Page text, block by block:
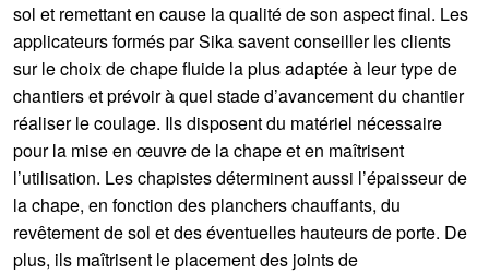
sol et remettant en cause la qualité de son aspect final. Les
applicateurs formés par Sika savent conseiller les clients
sur le choix de chape fluide la plus adaptée à leur type de
chantiers et prévoir à quel stade d’avancement du chantier
réaliser le coulage. Ils disposent du matériel nécessaire
pour la mise en œuvre de la chape et en maîtrisent
l’utilisation. Les chapistes déterminent aussi l’épaisseur de
la chape, en fonction des planchers chauffants, du
revêtement de sol et des éventuelles hauteurs de porte. De
plus, ils maîtrisent le placement des joints de